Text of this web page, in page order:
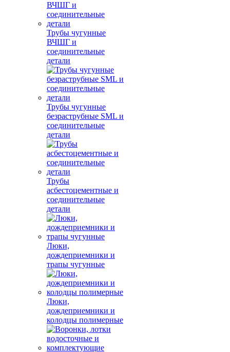
Трубы чугунные
ВЧШГ и
соединительные
детали
Трубы чугунные
безраструбные SML и
соединительные
детали
Трубы
асбестоцементные и
соединительные
детали
Люки,
дождеприемники и
трапы чугунные
Люки,
дождеприемники и
колодцы полимерные